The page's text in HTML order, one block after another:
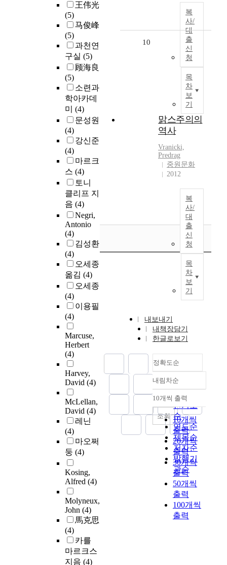
王伟光
(5)
马俊峰
(5)
과천연
구실 (5)
顾海良
(5)
소련과
학아카데
미 (4)
문성원
(4)
강신준
(4)
마르크
스 (4)
토니
클리프 지
음 (4)
Negri,
Antonio
(4)
김성환
(4)
오세종
옮김 (4)
오세종
(4)
이용필
(4)
Marcuse,
Herbert
(4)
Harvey,
David (4)
McLellan,
David (4)
레닌
(4)
마오쩌
둥 (4)
Kosing,
Alfred (4)
Molyneux,
John (4)
馬克思
(4)
카를
마르크스
지음 (4)
복
사/
대
출
신
청
목
차
보
기
10
맑스주의의
역사
Vranicki,
Predrag
중원문화
2012
복
사/
대
출
신
청
목
차
보
기
내보내기
내책장담기
한글로보기
정확도순
정확도
순
인기도
순
연도순
제목순
저자순
발행기
관순
내림차순
내림차순
10개씩 출력
10개씩
출력
20개씩
출력
30개씩
출력
50개씩
출력
100개씩
출력
조회